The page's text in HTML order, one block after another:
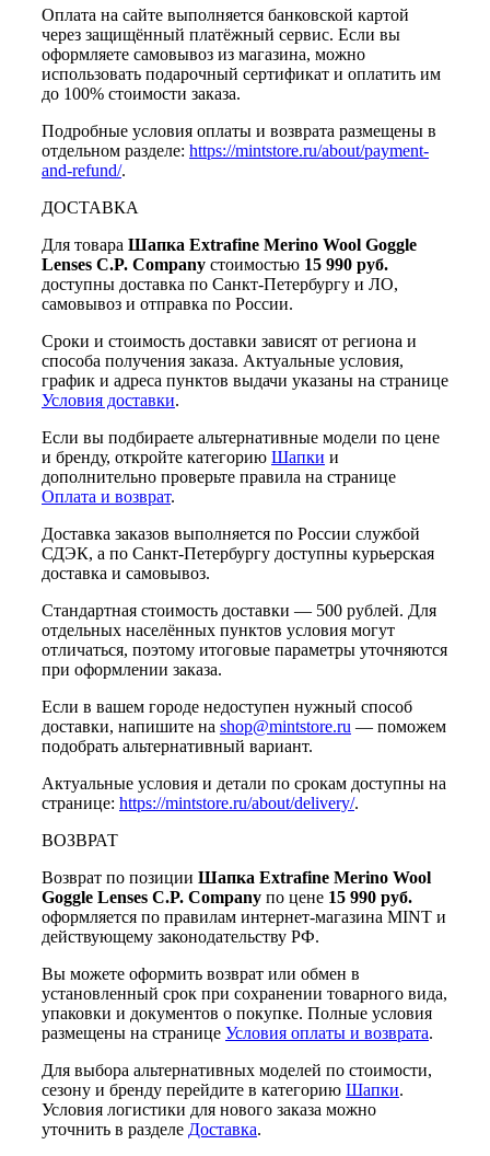
Оплата на сайте выполняется банковской картой
через защищённый платёжный сервис. Если вы
оформляете самовывоз из магазина, можно
использовать подарочный сертификат и оплатить им
до 100% стоимости заказа.
Подробные условия оплаты и возврата размещены в
отдельном разделе: https://mintstore.ru/about/payment-
and-refund/.
ДОСТАВКА
Для товара Шапка Extrafine Merino Wool Goggle
Lenses C.P. Company стоимостью 15 990 руб.
доступны доставка по Санкт-Петербургу и ЛО,
самовывоз и отправка по России.
Сроки и стоимость доставки зависят от региона и
способа получения заказа. Актуальные условия,
график и адреса пунктов выдачи указаны на странице
Условия доставки.
Если вы подбираете альтернативные модели по цене
и бренду, откройте категорию Шапки и
дополнительно проверьте правила на странице
Оплата и возврат.
Доставка заказов выполняется по России службой
СДЭК, а по Санкт-Петербургу доступны курьерская
доставка и самовывоз.
Стандартная стоимость доставки — 500 рублей. Для
отдельных населённых пунктов условия могут
отличаться, поэтому итоговые параметры уточняются
при оформлении заказа.
Если в вашем городе недоступен нужный способ
доставки, напишите на shop@mintstore.ru — поможем
подобрать альтернативный вариант.
Актуальные условия и детали по срокам доступны на
странице: https://mintstore.ru/about/delivery/.
ВОЗВРАТ
Возврат по позиции Шапка Extrafine Merino Wool
Goggle Lenses C.P. Company по цене 15 990 руб.
оформляется по правилам интернет-магазина MINT и
действующему законодательству РФ.
Вы можете оформить возврат или обмен в
установленный срок при сохранении товарного вида,
упаковки и документов о покупке. Полные условия
размещены на странице Условия оплаты и возврата.
Для выбора альтернативных моделей по стоимости,
сезону и бренду перейдите в категорию Шапки.
Условия логистики для нового заказа можно
уточнить в разделе Доставка.